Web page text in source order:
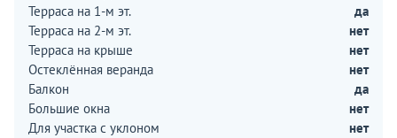
Терраса на 1-м эт.
да
Терраса на 2-м эт.
нет
Терраса на крыше
нет
Остеклённая веранда
нет
Балкон
да
Большие окна
нет
Для участка с уклоном
нет